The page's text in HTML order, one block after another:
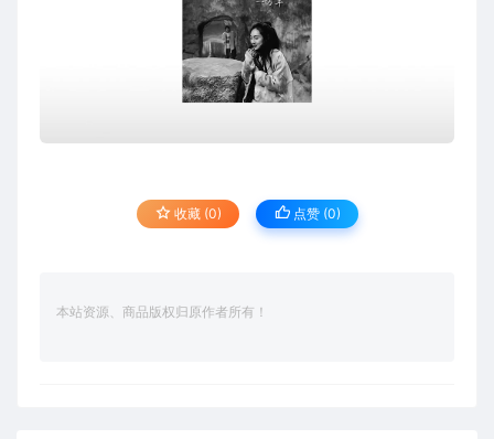
收藏 (0) 点赞 (0)
本站资源、商品版权归原作者所有！